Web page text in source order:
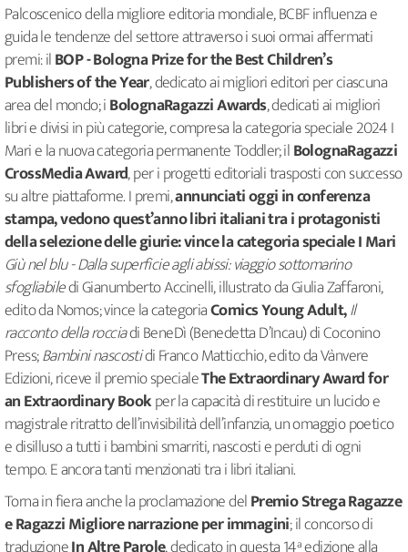
Palcoscenico della migliore editoria mondiale, BCBF influenza e
guida le tendenze del settore attraverso i suoi ormai affermati
premi: ilBOP - Bologna Prize for the Best Children’s
Publishers of the Year, dedicato ai migliori editori per ciascuna
area del mondo; iBolognaRagazzi Awards, dedicati ai migliori
libri e divisi in più categorie, compresa la categoria speciale 2024 I
Mari e la nuova categoria permanente Toddler; ilBolognaRagazzi
CrossMedia Award, per i progetti editoriali trasposti con successo
su altre piattaforme. I premi,annunciati oggi in conferenza
stampa, vedono quest’anno libri italiani tra i protagonisti
della selezione delle giurie: vince la categoria speciale I Mari
Giù nel blu - Dalla superficie agli abissi: viaggio sottomarino
sfogliabiledi Gianumberto Accinelli, illustrato da Giulia Zaffaroni,
edito da Nomos; vince la categoriaComics Young Adult,Il
racconto della rocciadi BeneDì (Benedetta D’Incau) di Coconino
Press;Bambini nascostidi Franco Matticchio, edito da Vànvere
Edizioni, riceve il premio specialeThe Extraordinary Award for
an Extraordinary Bookper la capacità di restituire un lucido e
magistrale ritratto dell’invisibilità dell’infanzia, un omaggio poetico
e disilluso a tutti i bambini smarriti, nascosti e perduti di ogni
tempo. E ancora tanti menzionati tra i libri italiani.
Torna in fiera anche la proclamazione delPremio Strega Ragazze
e Ragazzi Migliore narrazione per immagini; il concorso di